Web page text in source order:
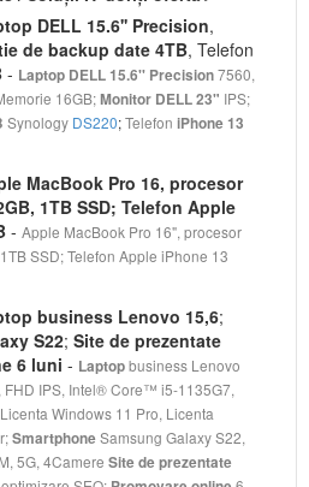
DELL 15.6'' Precision,
de backup date 4TB, Telefon
- Laptop DELL 15.6'' Precision7560,
16GB;Monitor DELL 23" IPS;
Synology DS220;Telefon iPhone 13
MacBook Pro 16, procesor
1TB SSD; Telefon Apple
- Apple MacBook Pro 16", procesor
SSD; Telefon Apple iPhone 13
business Lenovo 15,6;
S22; Site de prezentate
6 luni - Laptopbusiness Lenovo
FHD IPS, Intel® Core™ i5-1135G7,
Windows 11 Pro, Licenta
SmartphoneSamsung Galaxy S22,
5G, 4Camere Site de prezentate